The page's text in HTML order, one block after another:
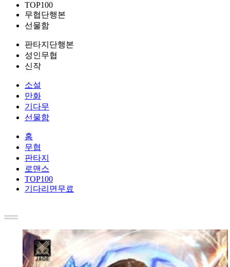
TOP100
무협단행본
선물함
판타지단행본
성인무협
신작
소설
만화
기다무
선물함
홈
무협
판타지
로맨스
TOP100
기다리면무료